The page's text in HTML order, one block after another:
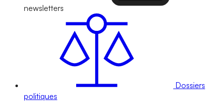
newsletters
Dossiers
politiques